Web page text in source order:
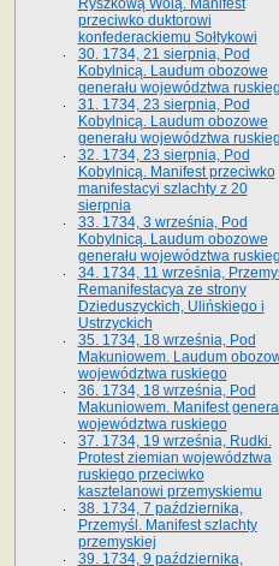
Ryszkową Wolą. Manifest
przeciwko duktorowi
konfederackiemu Sołtykowi
30. 1734, 21 sierpnia, Pod
Kobylnicą. Laudum obozowe
generału województwa
31. 1734, 23 sierpnia, Pod
Kobylnicą. Laudum obozowe
generału województwa
32. 1734, 23 sierpnia, Pod
Kobylnicą. Manifest przeciwko
manifestacyi szlachty z 20
sierpnia
33. 1734, 3 września, Pod
Kobylnicą. Laudum obozowe
generału województwa
34. 1734, 11 września,
Remanifestacya ze strony
Dzieduszyckich, Ulińskiego i
Ustrzyckich
35. 1734, 18 września, Pod
Makuniowem. Laudum
województwa ruskiego
36. 1734, 18 września, Pod
Makuniowem. Manifest
województwa ruskiego
37. 1734, 19 września, Rudki.
Protest ziemian województwa
ruskiego przeciwko
kasztelanowi przemyskiemu
38. 1734, 7 października,
Przemyśl. Manifest szlachty
przemyskiej
39. 1734, 9 października,